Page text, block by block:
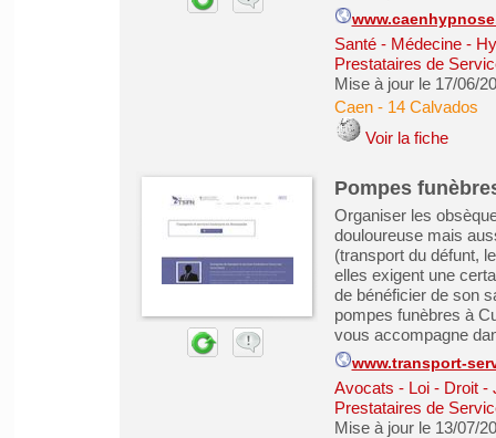
Santé - Médecine -
Prestataires de
Mise à jour le 17/06/
Caen- 14 Calvados
Voir la fiche
Pompes
Organiser les
douloureuse mais
(transport du défunt,
elles exigent une
de bénéficier de son
pompes funèbres à
vous accompagne
www.transport-
Avocats - Loi - Droit -
Prestataires de
Mise à jour le 13/07/